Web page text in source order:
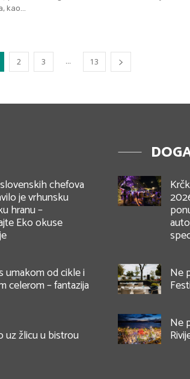
kao...
2 3 ... 13
chefova
je vrhunsku
hranu –
Eko okuse
umakom od cikle i
celerom – fantazija
uz žlicu u bistrou
Ne
Ne